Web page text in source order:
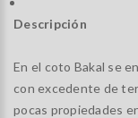
Descripción
En el coto Bakal se
con excedente de
pocas propiedades